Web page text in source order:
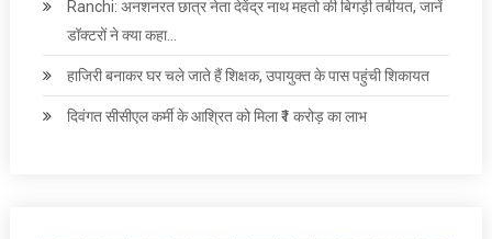
Ranchi: अनशनरत छात्र नेता देवेंद्र नाथ महतो की बिगड़ी तबीयत, जानें
डॉक्टरों ने क्या कहा…
हाजिरी बनाकर घर चले जाते हैं शिक्षक, उपायुक्त के पास पहुंची शिकायत
दिवंगत सीसीएल कर्मी के आश्रित को मिला ₹1 करोड़ का लाभ